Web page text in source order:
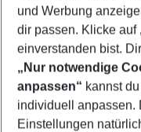
Footer
Footer navigation
Über uns
und Werbung
dir passen. Klicke auf
einverstanden bist.
„Nur notwendige
anpassen“ kannst
individuell anpassen.
Einstellungen